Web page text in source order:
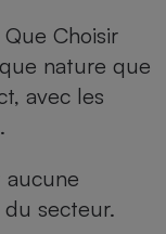
Choisir
nature que
avec les
aucune
secteur.